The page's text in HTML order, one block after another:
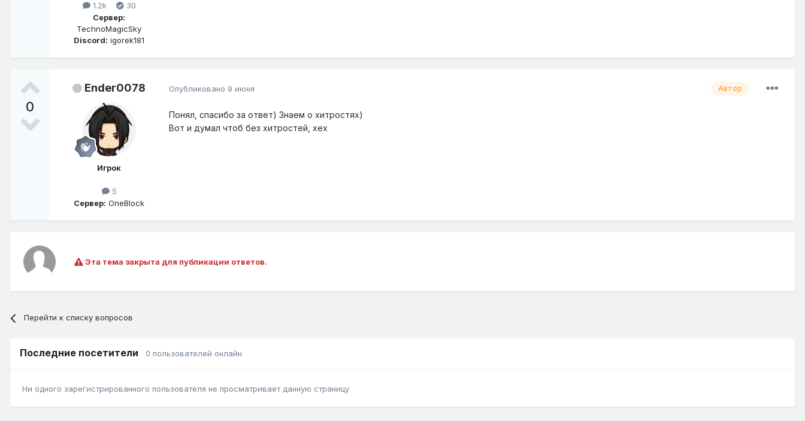
1.2k
30
Сервер:
TechnoMagicSky
Discord: igorek181
0
Ender0078
Игрок
5
Сервер: OneBlock
Автор
Опубликовано 9 июня
Понял, спасибо за ответ) Знаем о хитростях)
Вот и думал чтоб без хитростей, хех
Эта тема закрыта для публикации ответов.
Перейти к списку вопросов
Последние посетители 0 пользователей онлайн
Ни одного зарегистрированного пользователя не просматривает данную страницу